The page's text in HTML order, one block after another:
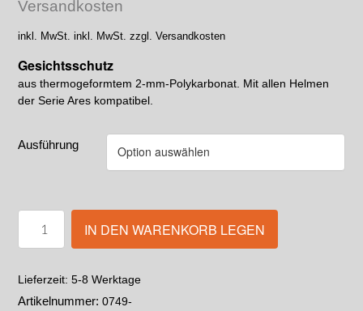
Versandkosten
inkl. MwSt. inkl. MwSt. zzgl. Versandkosten
Gesichtsschutz
aus thermogeformtem 2-mm-Polykarbonat. Mit allen Helmen
der Serie Ares kompatibel.
Ausführung
IN DEN WARENKORB LEGEN
Lieferzeit: 5-8 Werktage
Artikelnummer: 0749-